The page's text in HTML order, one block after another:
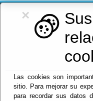
×
Las cookies son
sitio. Para mejorar su
para recordar sus datos